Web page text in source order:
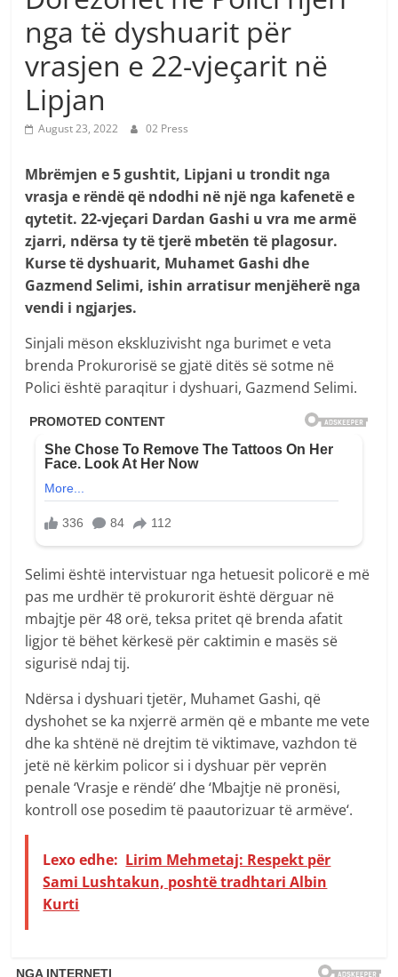
nga të dyshuarit për
vrasjen e 22-vjeçarit në
Lipjan
August 23, 2022 02 Press
Mbrëmjen e 5 gushtit, Lipjani u trondit nga
vrasja e rëndë që ndodhi në një nga kafenetë e
qytetit. 22-vjeçari Dardan Gashi u vra me armë
zjarri, ndërsa ty të tjerë mbetën të plagosur.
Kurse të dyshuarit, Muhamet Gashi dhe
Gazmend Selimi, ishin arratisur menjëherë nga
vendi i ngjarjes.
Sinjali mëson ekskluzivisht nga burimet e veta
brenda Prokurorisë se gjatë ditës së sotme në
Polici është paraqitur i dyshuari, Gazmend Selimi.
Selimi është intervistuar nga hetuesit policorë e më
pas me urdhër të prokurorit është dërguar në
mbajtje për 48 orë, teksa pritet që brenda afatit
ligjor të bëhet kërkesë për caktimin e masës së
sigurisë ndaj tij.
Ndërsa i dyshuari tjetër, Muhamet Gashi, që
dyshohet se ka nxjerrë armën që e mbante me vete
dhe ka shtënë në drejtim të viktimave, vazhdon të
jetë në kërkim policor si i dyshuar për veprën
penale ‘Vrasje e rëndë’ dhe ‘Mbajtje në pronësi,
kontroll ose posedim të paautorizuar të armëve‘.
Lexo edhe: Lirim Mehmetaj: Respekt për
Sami Lushtakun, poshtë tradhtari Albin
Kurti